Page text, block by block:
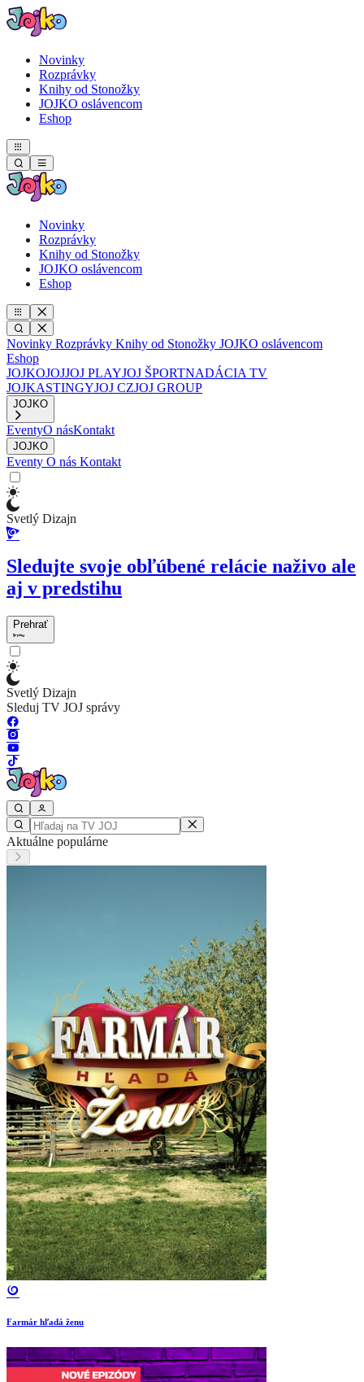
Novinky
Rozprávky
Knihy od Stonožky
JOJKO oslávencom
Eshop
Novinky
Rozprávky
Knihy od Stonožky
JOJKO oslávencom
Eshop
Novinky Rozprávky Knihy od Stonožky JOJKO oslávencom
Eshop
JOJKOJOJJOJ PLAYJOJ ŠPORTNADÁCIA TV
JOJKASTINGYJOJ CZJOJ GROUP
JOJKO
EventyO násKontakt
JOJKO
Eventy O nás Kontakt
Svetlý Dizajn
Sledujte svoje obľúbené relácie naživo ale
aj v predstihu
Prehrať
Svetlý Dizajn
Sleduj TV JOJ správy
Aktuálne populárne
Farmár hľadá ženu